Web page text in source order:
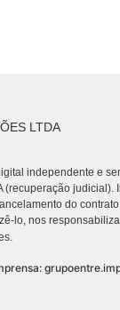
LTDA
independente e
(recuperação
do
lo, nos